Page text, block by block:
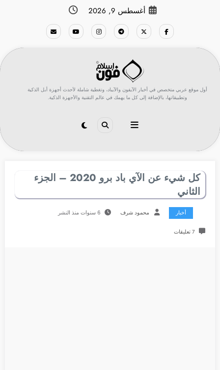
أغسطس 9, 2026
أول موقع عربي متخصص في أخبار الآيفون والآيباد، وتغطية شاملة لأحدث أجهزة أبل الذكية
وتطبيقاتها، بالإضافة إلى كل ما يهمك في عالم التقنية والأجهزة الذكية.
كل شيء عن الآي باد برو 2020 – الجزء
الثاني
أخبار محمود شرف 6 سنوات منذ النشر
7 تعليقات